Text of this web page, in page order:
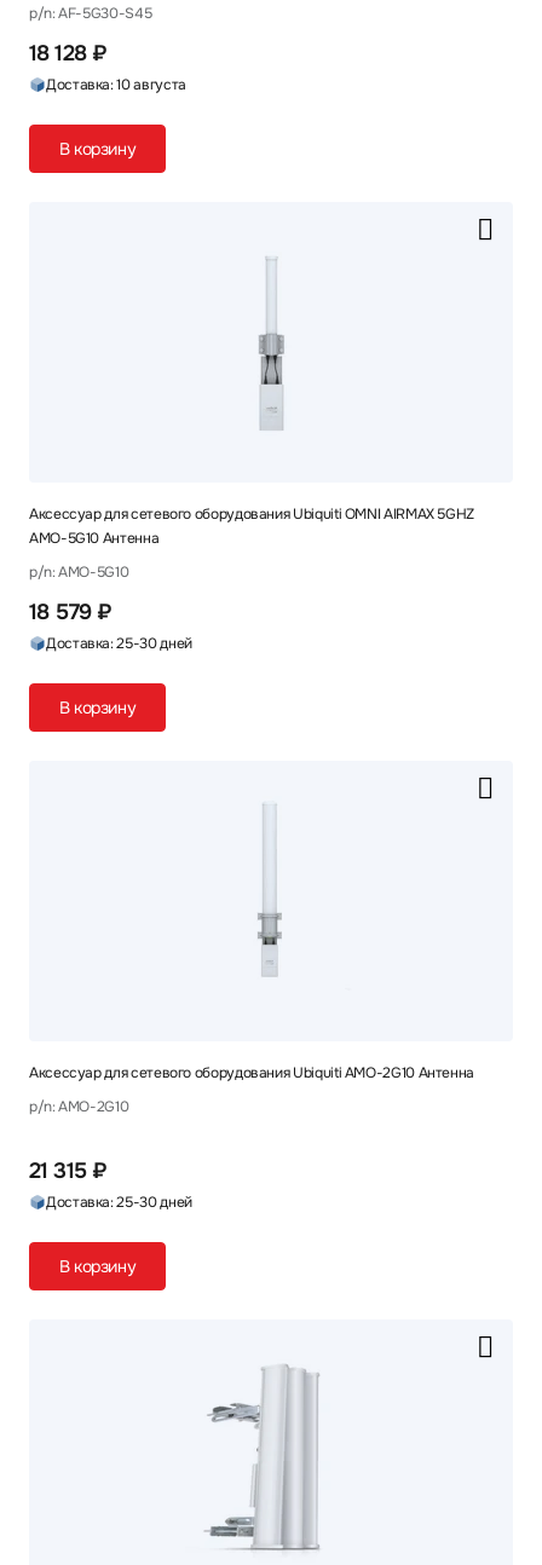
p/n: AF-5G30-S45
18 128 ₽
Доставка: 10 августа
В корзину
Аксессуар для сетевого оборудования Ubiquiti OMNI AIRMAX 5GHZ
AMO-5G10 Антенна
p/n: AMO-5G10
18 579 ₽
Доставка: 25-30 дней
В корзину
Аксессуар для сетевого оборудования Ubiquiti AMO-2G10 Антенна
p/n: AMO-2G10
21 315 ₽
Доставка: 25-30 дней
В корзину